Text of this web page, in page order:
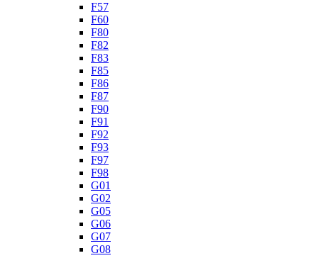
F57
F60
F80
F82
F83
F85
F86
F87
F90
F91
F92
F93
F97
F98
G01
G02
G05
G06
G07
G08